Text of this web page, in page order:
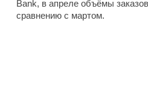
Bank, в апреле объёмы
сравнению с мартом.